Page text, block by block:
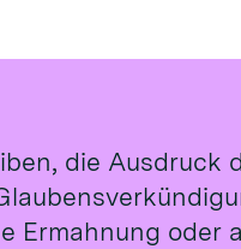
die Ausdruck
Ermahnung oder